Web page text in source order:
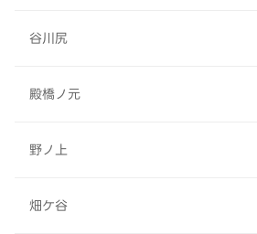
谷川尻
殿橋ノ元
野ノ上
畑ケ谷